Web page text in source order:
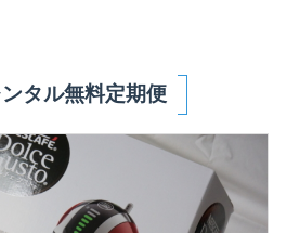
タル無料定期便